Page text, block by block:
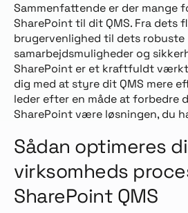
Sammenfattende er der mange
SharePoint til dit QMS. Fra dets
brugervenlighed til dets robuste
samarbejdsmuligheder og
SharePoint er et kraftfuldt
dig med at styre dit QMS mere
leder efter en måde at forbedre
SharePoint være løsningen, du
Sådan optimeres
virksomheds
SharePoint QMS